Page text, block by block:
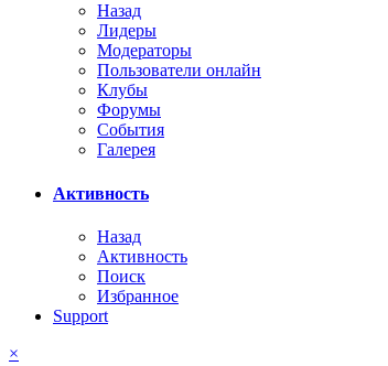
Назад
Лидеры
Модераторы
Пользователи онлайн
Клубы
Форумы
События
Галерея
Активность
Назад
Активность
Поиск
Избранное
Support
×